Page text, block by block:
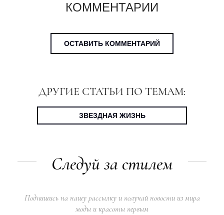
КОММЕНТАРИИ
ОСТАВИТЬ КОММЕНТАРИЙ
ДРУГИЕ СТАТЬИ ПО ТЕМАМ:
ЗВЕЗДНАЯ ЖИЗНЬ
Следуй за стилем
Подпишись на нашу рассылку и получай новости из мира
моды и красоты первым